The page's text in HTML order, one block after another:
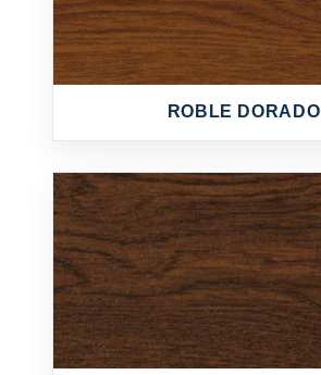
ROBLE DORADO